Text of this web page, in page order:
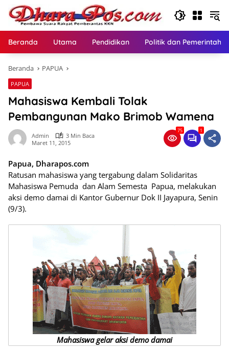
Langsung
konten
Beranda Utama Pendidikan Politik dan
Beranda PAPUA
PAPUA
Mahasiswa Kembali Tolak
Pembangunan Mako Brimob Wamena
Admin
3 Min Baca
Maret 11, 2015
75 1
Papua, Dharapos.com
Ratusan mahasiswa yang tergabung dalam Solidaritas
Mahasiswa Pemuda dan Alam Semesta Papua, melakukan
aksi demo damai di Kantor Gubernur Dok II Jayapura, Senin
(9/3).
Mahasiswa gelar aksi demo damai